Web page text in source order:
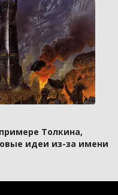
Толкина,
идеи из-за имени